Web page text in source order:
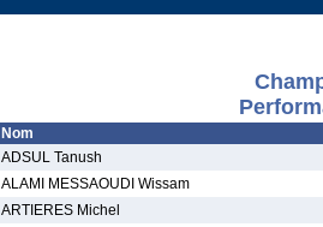
Nom
ADSUL Tanush
ALAMI MESSAOUDI Wissam
ARTIERES Michel